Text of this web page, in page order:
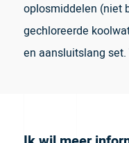
oplosmiddelen (niet
gechloreerde
en aansluitslang